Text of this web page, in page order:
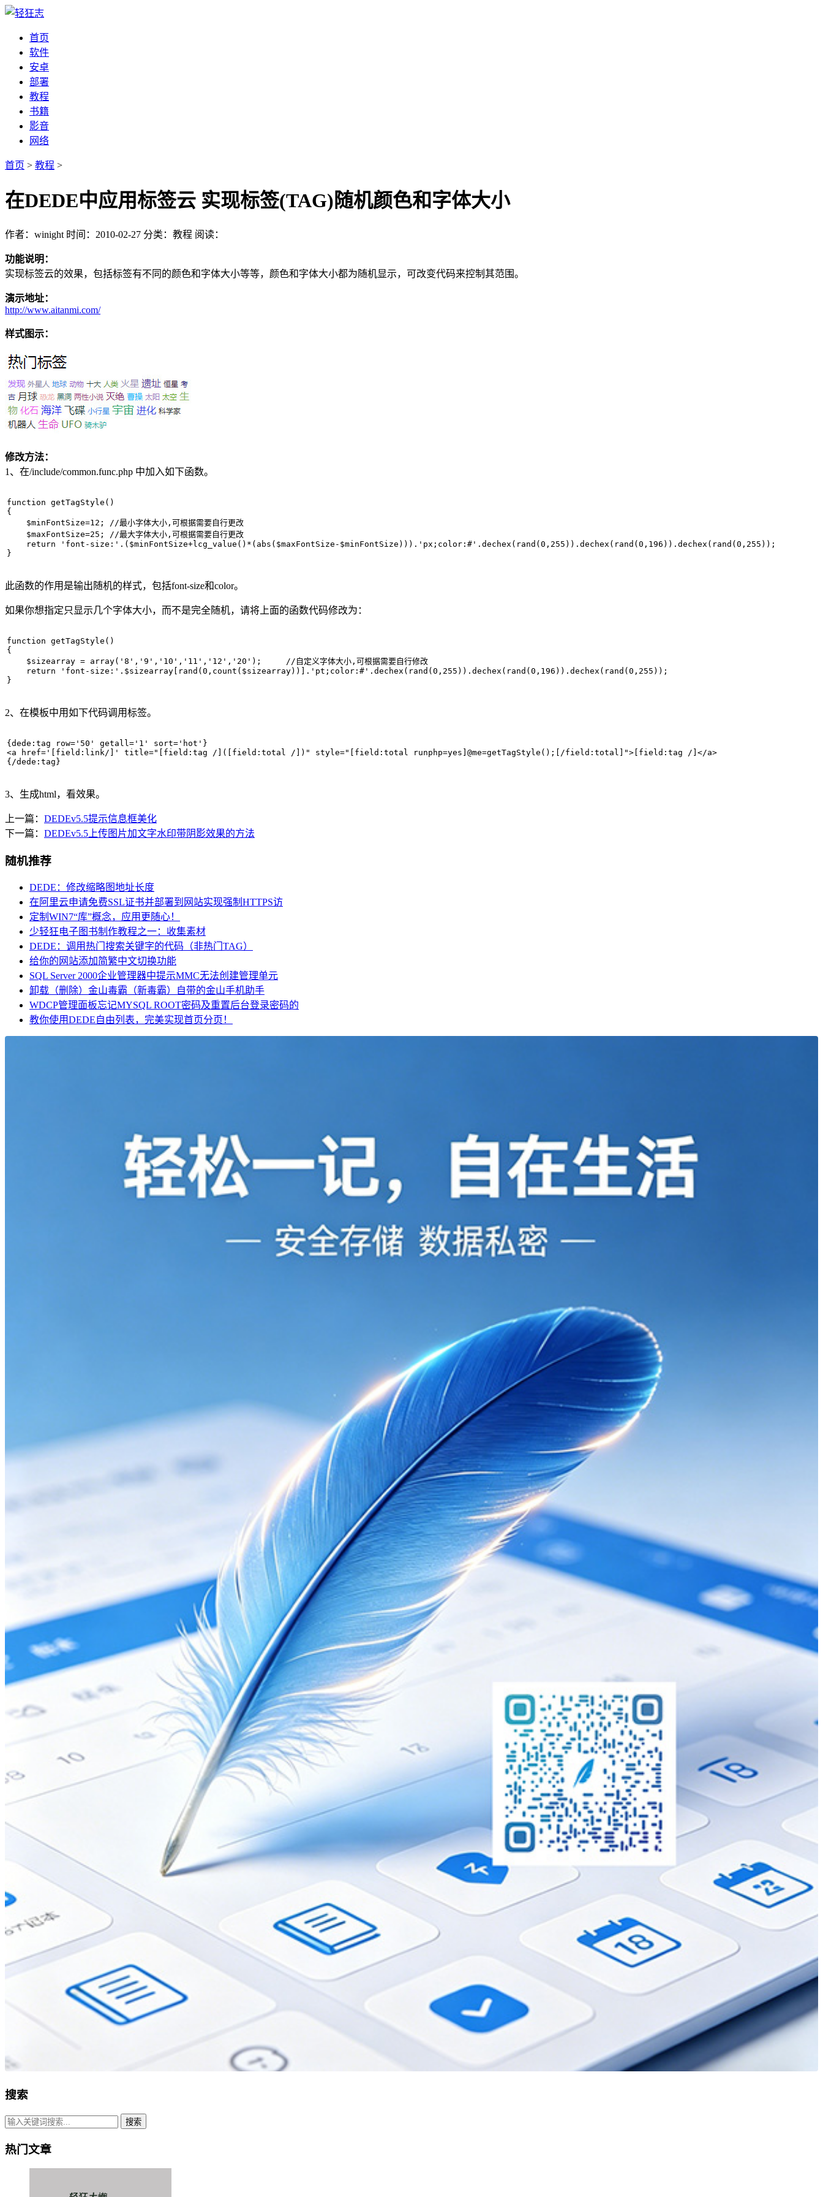
首页
软件
安卓
部署
教程
书籍
影音
网络
首页 > 教程 >
在DEDE中应用标签云 实现标签(TAG)随机颜色和字体大小
作者：winight 时间：2010-02-27 分类：教程 阅读：
功能说明：
实现标签云的效果，包括标签有不同的颜色和字体大小等等，颜色和字体大小都为随机显示，可改变代码来控制其范围。
演示地址：
http://www.aitanmi.com/
样式图示：
修改方法：
1、在/include/common.func.php 中加入如下函数。
function getTagStyle()
{
    $minFontSize=12; //最小字体大小,可根据需要自行更改
    $maxFontSize=25; //最大字体大小,可根据需要自行更改
    return 'font-size:'.($minFontSize+lcg_value()*(abs($maxFontSize-$minFontSize))).'px;color:#'.dechex(rand(0,255)).dechex(rand(0,196)).dechex(rand(0,255));
}
此函数的作用是输出随机的样式，包括font-size和color。
如果你想指定只显示几个字体大小，而不是完全随机，请将上面的函数代码修改为：
function getTagStyle()
{
    $sizearray = array('8','9','10','11','12','20');     //自定义字体大小,可根据需要自行修改
    return 'font-size:'.$sizearray[rand(0,count($sizearray))].'pt;color:#'.dechex(rand(0,255)).dechex(rand(0,196)).dechex(rand(0,255));
}
2、在模板中用如下代码调用标签。
{dede:tag row='50' getall='1' sort='hot'}
<a href='[field:link/]' title="[field:tag /]([field:total /])" style="[field:total runphp=yes]@me=getTagStyle();[/field:total]">[field:tag /]</a>
{/dede:tag}
3、生成html，看效果。
上一篇： DEDEv5.5提示信息框美化
下一篇： DEDEv5.5上传图片加文字水印带阴影效果的方法
随机推荐
DEDE：修改缩略图地址长度
在阿里云申请免费SSL证书并部署到网站实现强制HTTPS访
定制WIN7“库”概念，应用更随心！
少轻狂电子图书制作教程之一：收集素材
DEDE：调用热门搜索关键字的代码（非热门TAG）
给你的网站添加简繁中文切换功能
SQL Server 2000企业管理器中提示MMC无法创建管理单元
卸载（删除）金山毒霸（新毒霸）自带的金山手机助手
WDCP管理面板忘记MYSQL ROOT密码及重置后台登录密码的
教你使用DEDE自由列表，完美实现首页分页！
搜索
搜索
热门文章